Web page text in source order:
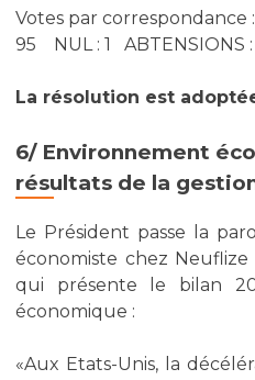
Votes par
95 NUL : 1 ABTENSIONS :
La résolution est
6/ Environnement
résultats de la
Le Président passe la
économiste chez
qui présente le bilan
économique :
«Aux Etats-Unis, la